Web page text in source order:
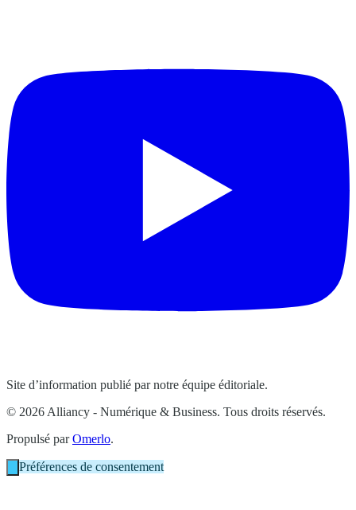
Site d’information publié par notre équipe éditoriale.
© 2026 Alliancy - Numérique & Business. Tous droits réservés.
Propulsé parOmerlo.
Préférences de consentement